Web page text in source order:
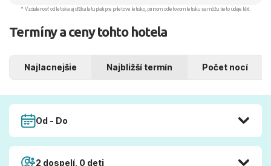
* Vzdialenosť od letiska aj dľžka letu platí pre príletové letisko, pri inom odletovom letisku sa môžu tieto údaje líšiť.
Termíny a ceny tohto hotela
Najlacnejšie Najbližší termín Počet nocí
Od - Do
2 dospelí, 0 deti